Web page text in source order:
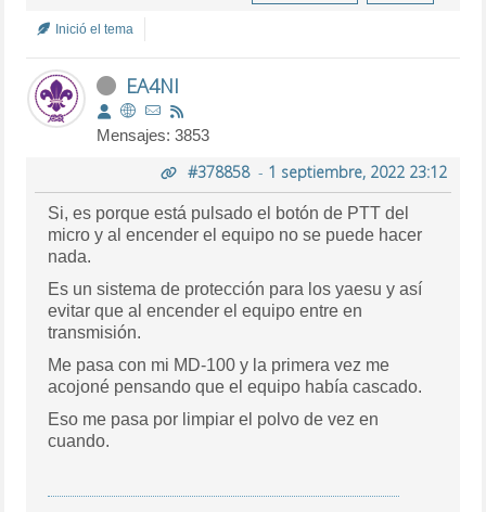
Inició el tema
EA4NI
Mensajes: 3853
#378858- 1 septiembre, 2022 23:12
Si, es porque está pulsado el botón de PTT del
micro y al encender el equipo no se puede hacer
nada.
Es un sistema de protección para los yaesu y así
evitar que al encender el equipo entre en
transmisión.
Me pasa con mi MD-100 y la primera vez me
acojoné pensando que el equipo había cascado.
Eso me pasa por limpiar el polvo de vez en
cuando.